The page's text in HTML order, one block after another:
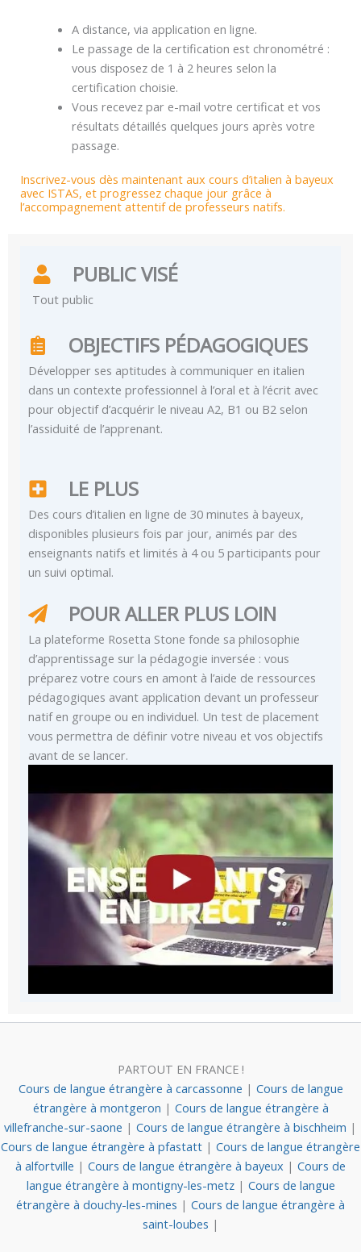
A distance, via application en ligne.
Le passage de la certification est chronométré :
vous disposez de 1 à 2 heures selon la
certification choisie.
Vous recevez par e-mail votre certificat et vos
résultats détaillés quelques jours après votre
passage.
Inscrivez-vous dès maintenant aux cours d’italien à bayeux
avec ISTAS, et progressez chaque jour grâce à
l’accompagnement attentif de professeurs natifs.
PUBLIC VISÉ
Tout public
OBJECTIFS PÉDAGOGIQUES
Développer ses aptitudes à communiquer en italien
dans un contexte professionnel à l’oral et à l’écrit avec
pour objectif d’acquérir le niveau A2, B1 ou B2 selon
l’assiduité de l’apprenant.
LE PLUS
Des cours d’italien en ligne de 30 minutes à bayeux,
disponibles plusieurs fois par jour, animés par des
enseignants natifs et limités à 4 ou 5 participants pour
un suivi optimal.
POUR ALLER PLUS LOIN
La plateforme Rosetta Stone fonde sa philosophie
d’apprentissage sur la pédagogie inversée : vous
préparez votre cours en amont à l’aide de ressources
pédagogiques avant application devant un professeur
natif en groupe ou en individuel. Un test de placement
vous permettra de définir votre niveau et vos objectifs
avant de se lancer.
PARTOUT EN FRANCE !
Cours de langue étrangère à carcassonne | Cours de langue
étrangère à montgeron | Cours de langue étrangère à
villefranche-sur-saone | Cours de langue étrangère à bischheim |
Cours de langue étrangère à pfastatt | Cours de langue étrangère
à alfortville | Cours de langue étrangère à bayeux | Cours de
langue étrangère à montigny-les-metz | Cours de langue
étrangère à douchy-les-mines | Cours de langue étrangère à
saint-loubes |